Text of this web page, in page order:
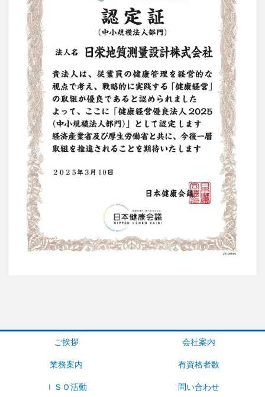
ご挨拶 会社案内
業務案内 有資格者数
ＩＳＯ活動 問い合わせ